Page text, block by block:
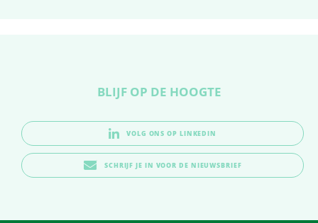
BLIJF OP DE HOOGTE
VOLG ONS OP LINKEDIN
SCHRIJF JE IN VOOR DE NIEUWSBRIEF